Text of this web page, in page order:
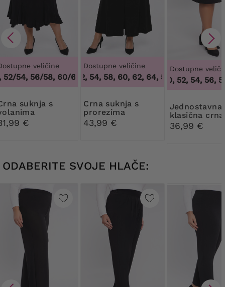
veličine
54, 56/58, 60/62, 48/50, 52/54, 56/58, 60/62
s
€
Dostupne veličine
50, 52, 54, 58, 60, 62, 64,50, 52, 54, 58, 60,
Crna suknja s
prorezima
43,99 €
Dostupne
46, 50, 52, 54, 56,
Jednostavna
klasična crna
suknja
36,99 €
ODABERITE SVOJE HLAČE: